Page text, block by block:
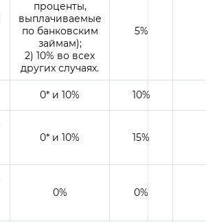
проценты,
выплачиваемые
по банковским
займам);
2) 10% во всех
других случаях.
5%
0* и 10% 10%
0* и 10% 15%
0% 0%